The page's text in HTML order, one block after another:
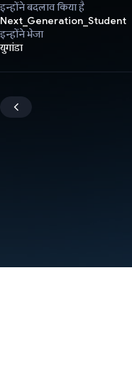
इन्होंने बदलाव किया है
Next_Generation_Student
इन्होंने भेजा
युगांडा